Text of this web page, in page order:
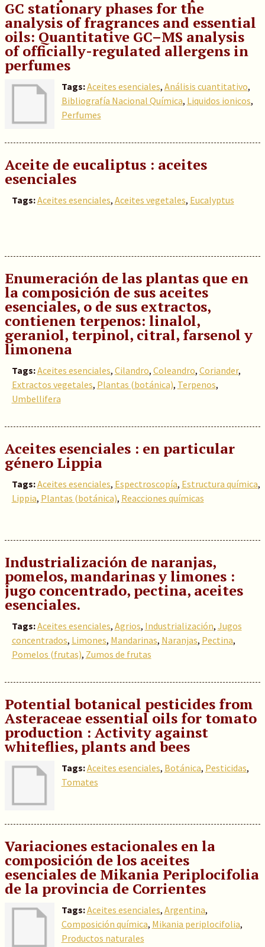
GC stationary phases for the
analysis of fragrances and essential
oils: Quantitative GC–MS analysis
of officially-regulated allergens in
perfumes
Tags:Aceites esenciales, Análisis cuantitativo,
Bibliografía Nacional Química, Liquidos ionicos,
Perfumes
Aceite de eucaliptus : aceites
esenciales
Tags:Aceites esenciales, Aceites vegetales, Eucalyptus
Enumeración de las plantas que en
la composición de sus aceites
esenciales, o de sus extractos,
contienen terpenos: linalol,
geraniol, terpinol, citral, farsenol y
limonena
Tags:Aceites esenciales, Cilandro, Coleandro, Coriander,
Extractos vegetales, Plantas (botánica), Terpenos,
Umbellifera
Aceites esenciales : en particular
género Lippia
Tags:Aceites esenciales, Espectroscopía, Estructura química,
Lippia, Plantas (botánica), Reacciones químicas
Industrialización de naranjas,
pomelos, mandarinas y limones :
jugo concentrado, pectina, aceites
esenciales.
Tags:Aceites esenciales, Agrios, Industrialización, Jugos
concentrados, Limones, Mandarinas, Naranjas, Pectina,
Pomelos (frutas), Zumos de frutas
Potential botanical pesticides from
Asteraceae essential oils for tomato
production : Activity against
whiteflies, plants and bees
Tags:Aceites esenciales, Botánica, Pesticidas,
Tomates
Variaciones estacionales en la
composición de los aceites
esenciales de Mikania Periplocifolia
de la provincia de Corrientes
Tags:Aceites esenciales, Argentina,
Composición química, Mikania periplocifolia,
Productos naturales